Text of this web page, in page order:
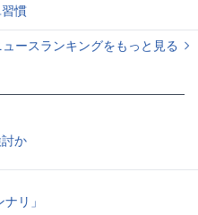
慣
ースランキングをもっと見る
か
リ」